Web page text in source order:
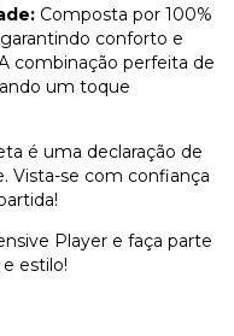
Composta por 100%
conforto e
combinação perfeita de
um toque
é uma declaração de
se com confiança
Player e faça parte
estilo!